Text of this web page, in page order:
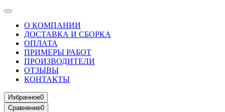
О КОМПАНИИ
ДОСТАВКА И СБОРКА
ОПЛАТА
ПРИМЕРЫ РАБОТ
ПРОИЗВОДИТЕЛИ
ОТЗЫВЫ
КОНТАКТЫ
Избранное0
Сравнение0